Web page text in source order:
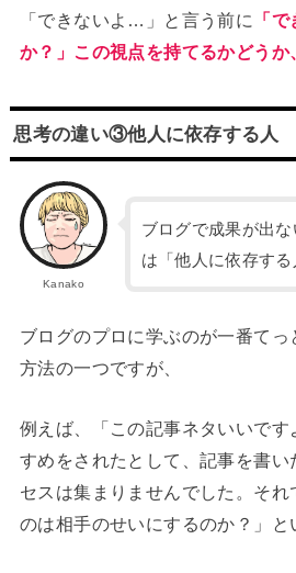
「できないよ…」と言う前に
「
か？」この視点を持てるかどうか
思考の違い③他人に依存する人
Kanako
ブログで成果が出
は「他人に依存する
ブログのプロに学ぶのが一番てっ
方法の一つですが、
例えば、「この記事ネタいいで
すめをされたとして、記事を書い
セスは集まりませんでした。それ
のは相手のせいにするのか？」と